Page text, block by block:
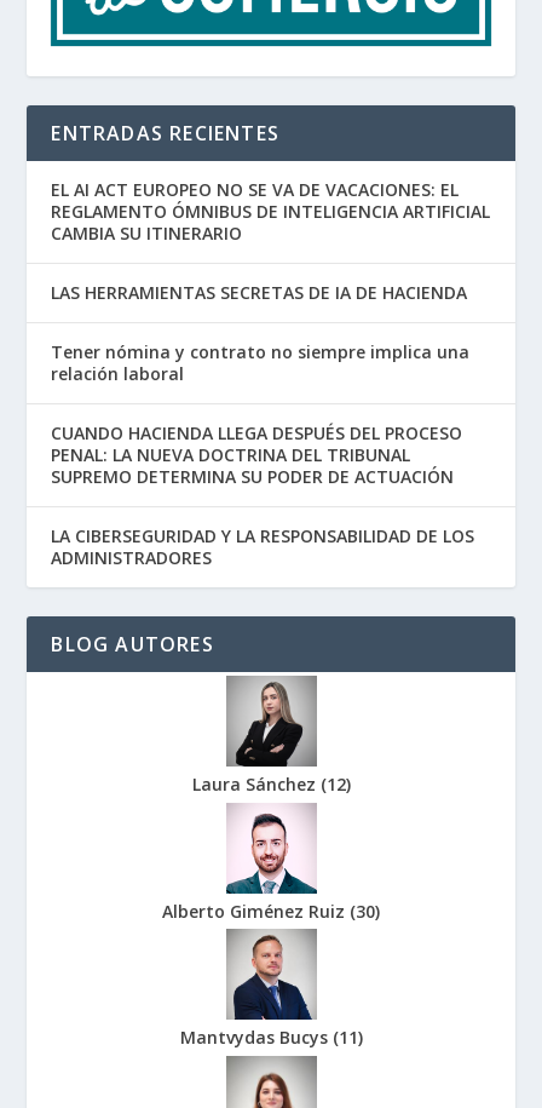
ENTRADAS RECIENTES
EL AI ACT EUROPEO NO SE VA DE VACACIONES: EL
REGLAMENTO ÓMNIBUS DE INTELIGENCIA ARTIFICIAL
CAMBIA SU ITINERARIO
LAS HERRAMIENTAS SECRETAS DE IA DE HACIENDA
Tener nómina y contrato no siempre implica una
relación laboral
CUANDO HACIENDA LLEGA DESPUÉS DEL PROCESO
PENAL: LA NUEVA DOCTRINA DEL TRIBUNAL
SUPREMO DETERMINA SU PODER DE ACTUACIÓN
LA CIBERSEGURIDAD Y LA RESPONSABILIDAD DE LOS
ADMINISTRADORES
BLOG AUTORES
Laura Sánchez (12)
Alberto Giménez Ruiz (30)
Mantvydas Bucys (11)